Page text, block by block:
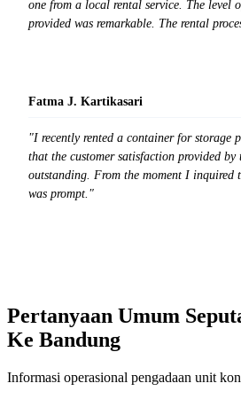
one from a local rental service. The level
provided was remarkable. The rental
Fatma J. Kartikasari
"I recently rented a container for storage
that the customer satisfaction provided by
outstanding. From the moment I inquired
was prompt."
Pertanyaan Umum
Ke Bandung
Informasi operasional pengadaan unit